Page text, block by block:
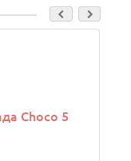
Choco 5